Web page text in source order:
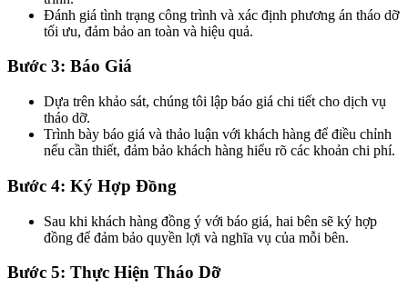
Đánh giá tình trạng công trình và xác định phương án tháo dỡ
tối ưu, đảm bảo an toàn và hiệu quả.
Bước 3: Báo Giá
Dựa trên khảo sát, chúng tôi lập báo giá chi tiết cho dịch vụ
tháo dỡ.
Trình bày báo giá và thảo luận với khách hàng để điều chỉnh
nếu cần thiết, đảm bảo khách hàng hiểu rõ các khoản chi phí.
Bước 4: Ký Hợp Đồng
Sau khi khách hàng đồng ý với báo giá, hai bên sẽ ký hợp
đồng để đảm bảo quyền lợi và nghĩa vụ của mỗi bên.
Bước 5: Thực Hiện Tháo Dỡ